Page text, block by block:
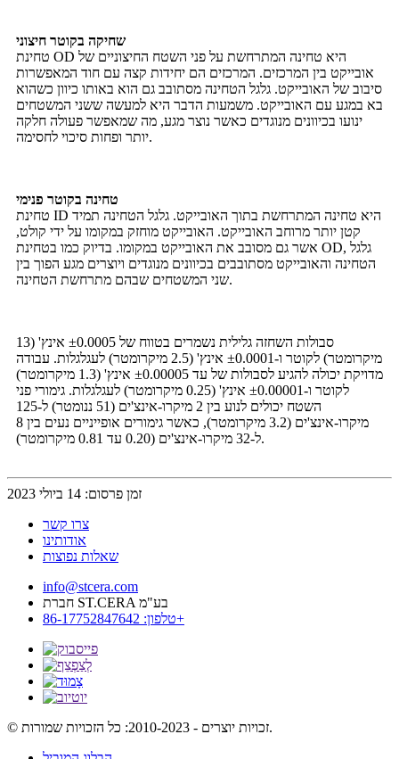
שחיקה בקוטר חיצוני
טחינת OD היא טחינה המתרחשת על פני השטח החיצוניים של
אובייקט בין המרכזים. המרכזים הם יחידות קצה עם חוד המאפשרות
סיבוב של האובייקט. גלגל הטחינה מסתובב גם הוא באותו כיוון כשהוא
בא במגע עם האובייקט. משמעות הדבר היא למעשה ששני המשטחים
ינועו בכיוונים מנוגדים כאשר נוצר מגע, מה שמאפשר פעולה חלקה
יותר ופחות סיכוי לחסימה.
טחינה בקוטר פנימי
טחינת ID היא טחינה המתרחשת בתוך האובייקט. גלגל הטחינה תמיד
קטן יותר מרוחב האובייקט. האובייקט מוחזק במקומו על ידי קולט,
אשר גם מסובב את האובייקט במקומו. בדיוק כמו בטחינת OD, גלגל
הטחינה והאובייקט מסתובבים בכיוונים מנוגדים ויוצרים מגע הפוך בין
שני המשטחים שבהם מתרחשת הטחינה.
סבולות השחזה גלילית נשמרים בטווח של ±0.0005 אינץ' (13
מיקרומטר) לקוטר ו-±0.0001 אינץ' (2.5 מיקרומטר) לעגלגלות. עבודה
מדויקת יכולה להגיע לסבולות של עד ±0.00005 אינץ' (1.3 מיקרומטר)
לקוטר ו-±0.00001 אינץ' (0.25 מיקרומטר) לעגלגלות. גימורי פני
השטח יכולים לנוע בין 2 מיקרו-אינצ'ים (51 ננומטר) ל-125
מיקרו-אינצ'ים (3.2 מיקרומטר), כאשר גימורים אופייניים נעים בין 8
ל-32 מיקרו-אינצ'ים (0.20 עד 0.81 מיקרומטר).
זמן פרסום: 14 ביולי 2023
צרו קשר
אודותינו
שאלות נפוצות
info@stcera.com
חברת ST.CERA בע"מ
טלפון: 86-17752847642+
© זכויות יוצרים - 2010-2023: כל הזכויות שמורות.